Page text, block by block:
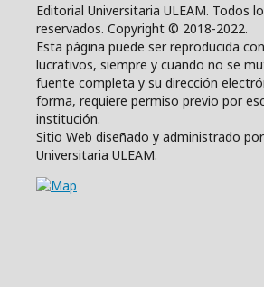
Editorial Universitaria ULEAM. Todos
reservados. Copyright © 2018-2022.
Esta página puede ser reproducida
lucrativos, siempre y cuando no se
fuente completa y su dirección
forma, requiere permiso previo por
institución.
Sitio Web diseñado y administrado
Universitaria ULEAM.